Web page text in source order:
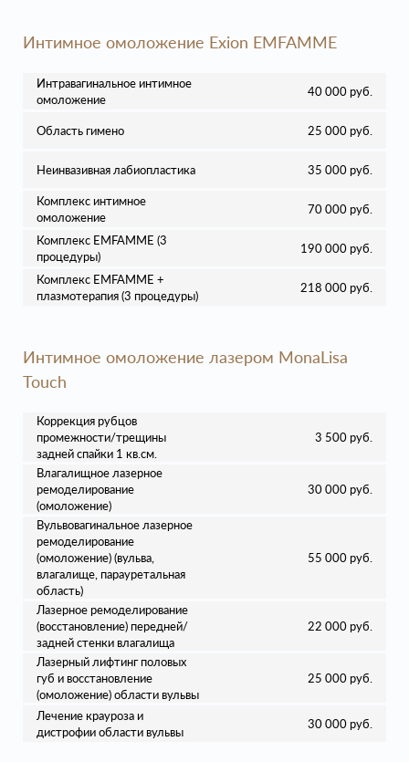
Интимное омоложение Exion EMFAMME
Интравагинальное интимное
омоложение
40 000 руб.
Область гимено 25 000 руб.
Неинвазивная лабиопластика 35 000 руб.
Комплекс интимное
омоложение
70 000 руб.
Комплекс EMFAMME (3
процедуры)
190 000 руб.
Комплекс EMFAMME +
плазмотерапия (3 процедуры)
218 000 руб.
Интимное омоложение лазером MonaLisa
Touch
Коррекция рубцов
промежности/трещины
задней спайки 1 кв.см.
3 500 руб.
Влагалищное лазерное
ремоделирование
(омоложение)
30 000 руб.
Вульвовагинальное лазерное
ремоделирование
(омоложение) (вульва,
влагалище, парауретальная
область)
55 000 руб.
Лазерное ремоделирование
(восстановление) передней/
задней стенки влагалища
22 000 руб.
Лазерный лифтинг половых
губ и восстановление
(омоложение) области вульвы
25 000 руб.
Лечение крауроза и
дистрофии области вульвы
30 000 руб.